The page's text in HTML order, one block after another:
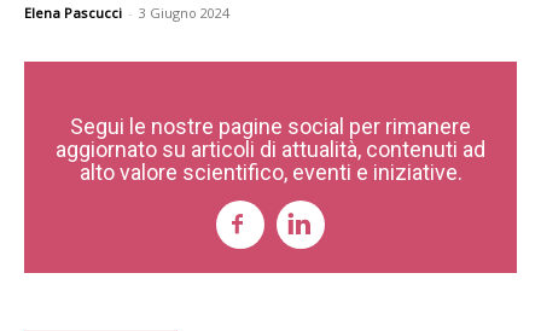
Elena Pascucci - 3 Giugno 2024
Segui le nostre pagine social per rimanere
aggiornato su articoli di attualità, contenuti ad
alto valore scientifico, eventi e iniziative.